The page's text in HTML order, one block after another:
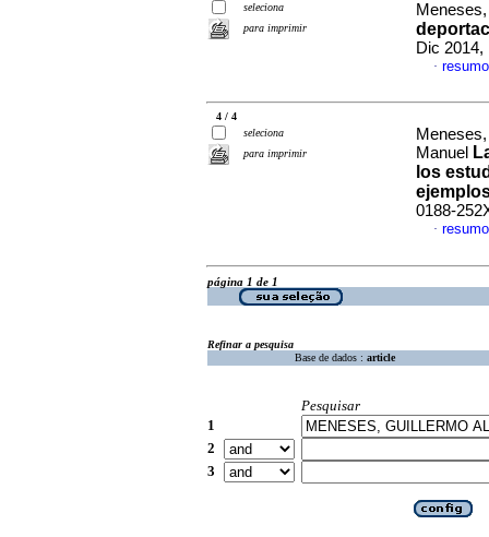
seleciona
para imprimir
Dic 2014,
·
4 / 4
seleciona
para imprimir
Manuel
los
0188-
·
página 1 de 1
Refinar a pesquisa
Base de dados : article
Pesquisar
1
2
3